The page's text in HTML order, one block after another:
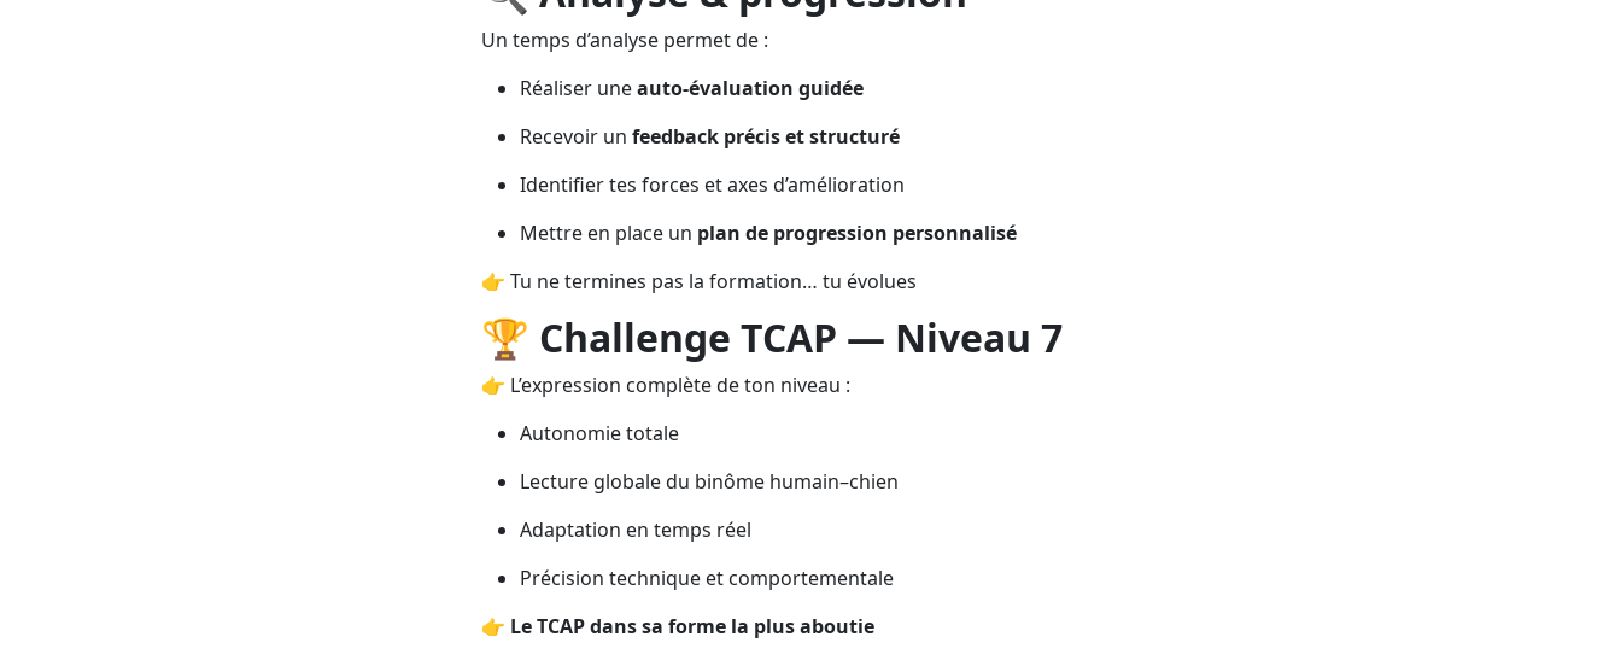
Un temps d’analyse permet de :
Réaliser uneauto-évaluation guidée
Recevoir un feedback précis et structuré
Identifier tes forces et axes d’amélioration
Mettre en place un plan de progression personnalisé
👉 Tu ne termines pas la formation… tu évolues
🏆 Challenge TCAP — Niveau 7
👉 L’expression complète de ton niveau :
Autonomie totale
Lecture globale du binôme humain–chien
Adaptation en temps réel
Précision technique et comportementale
👉 Le TCAP dans sa forme la plus aboutie